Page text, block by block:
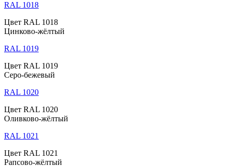
RAL 1018
Цвет RAL 1018
Цинково-жёлтый
RAL 1019
Цвет RAL 1019
Серо-бежевый
RAL 1020
Цвет RAL 1020
Оливково-жёлтый
RAL 1021
Цвет RAL 1021
Рапсово-жёлтый